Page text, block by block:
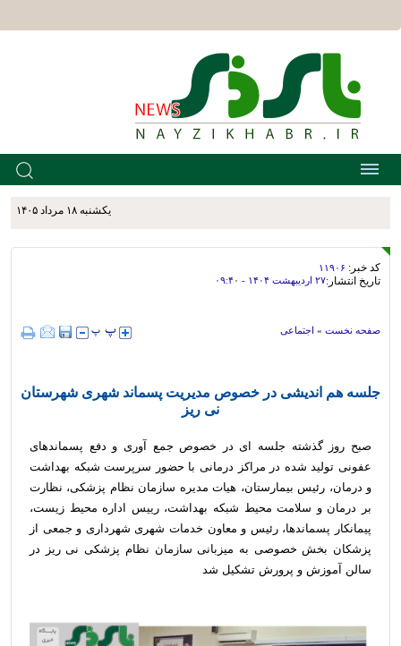
يکشنبه ۱۸ مرداد ۱۴۰۵
کد خبر: ۱۱۹۰۶
تاریخ انتشار:۲۷ ارديبهشت ۱۴۰۴ - ۰۹:۴۰
صفحه نخست » اجتماعی
جلسه هم اندیشی در خصوص مدیریت پسماند شهری شهرستان
نی ریز
صبح روز گذشته جلسه ای در خصوص جمع آوری و دفع پسماندهای
عفونی تولید شده در مراکز درمانی با حضور سرپرست شبکه بهداشت
و درمان، رئیس بیمارستان، هیات مدیره سازمان نظام پزشکی، نظارت
بر درمان و سلامت محیط شبکه بهداشت، رییس اداره محیط زیست،
پیمانکار پسماندها، رئیس و معاون خدمات شهری شهرداری و جمعی از
پزشکان بخش خصوصی به میزبانی سازمان نظام پزشکی نی ریز در
سالن آموزش و پرورش تشکیل شد